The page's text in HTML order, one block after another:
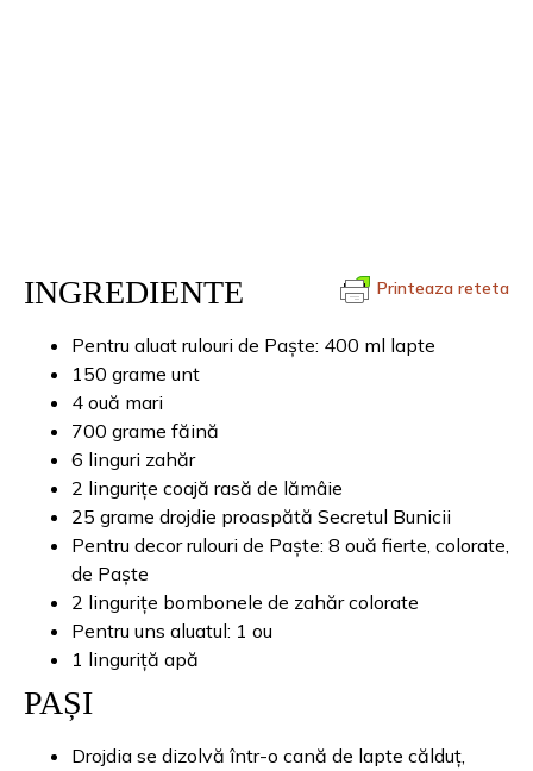
Printeaza reteta
INGREDIENTE
Pentru aluat rulouri de Paște: 400 ml lapte
150 grame unt
4 ouă mari
700 grame făină
6 linguri zahăr
2 lingurițe coajă rasă de lămâie
25 grame drojdie proaspătă Secretul Bunicii
Pentru decor rulouri de Paște: 8 ouă fierte, colorate,
de Paște
2 lingurițe bombonele de zahăr colorate
Pentru uns aluatul: 1 ou
1 linguriță apă
PAȘI
Drojdia se dizolvă într-o cană de lapte călduț,